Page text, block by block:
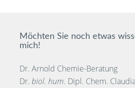
Möchten Sie noch etwas
mich!
Dr. Arnold Chemie-Beratung
Dr. biol. hum. Dipl. Chem.